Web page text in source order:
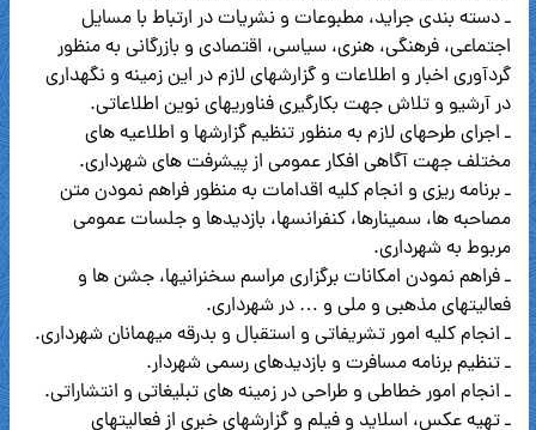
ـ دسته بندی جراید، مطبوعات و نشریات در ارتباط با مسایل
اجتماعی، فرهنگی، هنری، سیاسی، اقتصادی و بازرگانی به منظور
گردآوری اخبار و اطلاعات و گزارشهای لازم در این زمینه و نگهداری
در آرشیو و تلاش جهت بکارگیری فناوریهای نوین اطلاعاتی.
ـ اجرای طرحهای لازم به منظور تنظیم گزارشها و اطلاعیه های
مختلف جهت آگاهی افکار عمومی از پیشرفت های شهرداری.
ـ برنامه ریزی و انجام کلیه اقدامات به منظور فراهم نمودن متن
مصاحبه ها، سمینارها، کنفرانسها، بازدیدها و جلسات عمومی
مربوط به شهرداری.
ـ فراهم نمودن امکانات برگزاری مراسم سخنرانیها، جشن ها و
فعالیتهای مذهبی و ملی و … در شهرداری.
ـ انجام کلیه امور تشریفاتی و استقبال و بدرقه میهمانان شهرداری.
ـ تنظیم برنامه مسافرت و بازدیدهای رسمی شهردار.
ـ انجام امور خطاطی و طراحی در زمینه های تبلیغاتی و انتشاراتی.
ـ تهیه عکس، اسلاید و فیلم و گزارشهای خبری از فعالیتهای